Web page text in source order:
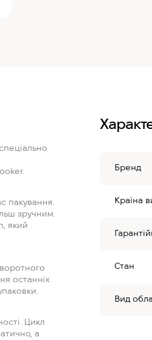
пакування.
зручним.
який
останніх
Цикл
а
Бренд
Країна
Стан
Вид